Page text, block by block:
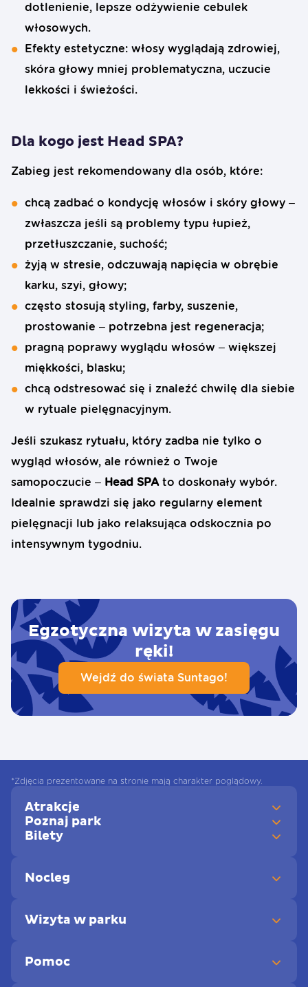
dotlenienie, lepsze odżywienie cebulek
włosowych.
Efekty estetyczne: włosy wyglądają zdrowiej,
skóra głowy mniej problematyczna, uczucie
lekkości i świeżości.
Dla kogo jest Head SPA?
Zabieg jest rekomendowany dla osób, które:
chcą zadbać o kondycję włosów i skóry głowy –
zwłaszcza jeśli są problemy typu łupież,
przetłuszczanie, suchość;
żyją w stresie, odczuwają napięcia w obrębie
karku, szyi, głowy;
często stosują styling, farby, suszenie,
prostowanie – potrzebna jest regeneracja;
pragną poprawy wyglądu włosów – większej
miękkości, blasku;
chcą odstresować się i znaleźć chwilę dla siebie
w rytuale pielęgnacyjnym.
Jeśli szukasz rytuału, który zadba nie tylko o
wygląd włosów, ale również o Twoje
samopoczucie – Head SPA to doskonały wybór.
Idealnie sprawdzi się jako regularny element
pielęgnacji lub jako relaksująca odskocznia po
intensywnym tygodniu.
Egzotyczna wizyta w zasięgu
ręki!
Wejdź do świata Suntago!
*Zdjęcia prezentowane na stronie mają charakter poglądowy.
Atrakcje
Poznaj park
Bilety
Nocleg
Wizyta w parku
Pomoc